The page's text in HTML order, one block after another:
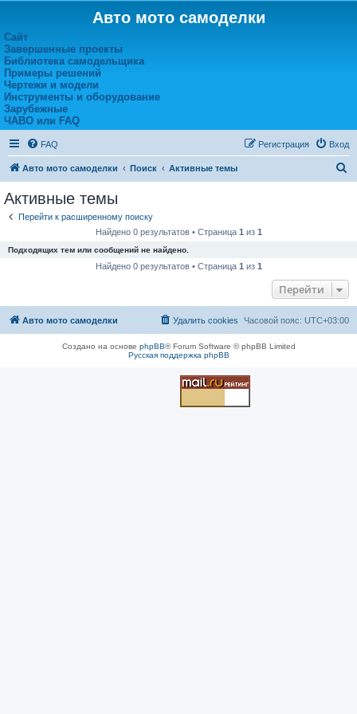
Авто мото самоделки
Сайт
Завершенные проекты
Библиотека самодельщика
Примеры решений
Чертежи и модели
Инструменты и оборудование
Зарубежные
ЧАВО или FAQ
FAQ Вход
Регистрация
Авто мото самоделки Поиск Активные темы
Активные темы
Перейти к расширенному поиску
Найдено 0 результатов • Страница 1 из 1
Подходящих тем или сообщений не найдено.
Найдено 0 результатов • Страница 1 из 1
Перейти
Авто мото самоделки Часовой пояс: UTC+03:00
Удалить cookies
Создано на основе phpBB® Forum Software © phpBB Limited
Русская поддержка phpBB